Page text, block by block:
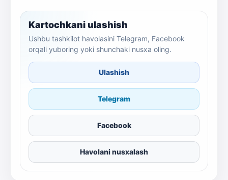
Kartochkani ulashish
Ushbu tashkilot havolasini Telegram, Facebook
orqali yuboring yoki shunchaki nusxa oling.
Ulashish
Telegram
Facebook
Havolani nusxalash